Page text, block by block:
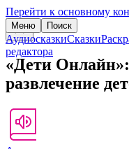
Перейти к основному
Меню Поиск
АудиосказкиСказки
редактора
«Дети
развлечение